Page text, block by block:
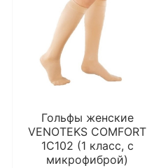
Гольфы женские
VENOTEKS COMFORT
1C102 (1 класс, с
микрофиброй)